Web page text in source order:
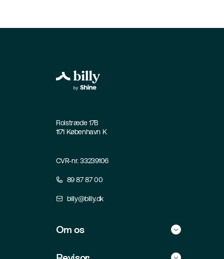
Fiolstræde 17B
1171 København K
CVR-nr. 33239106
89 87 87 00
billy@billy.dk
Om os